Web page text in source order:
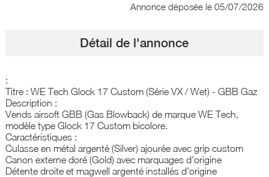
Annonce déposée le 05/07/2026
Détail de l'annonce
:
​Titre : WE Tech Glock 17 Custom (Série VX / Wet) - GBB Gaz
​Description :
Vends airsoft GBB (Gas Blowback) de marque WE Tech,
modèle type Glock 17 Custom bicolore.
​Caractéristiques :
​Culasse en métal argenté (Silver) ajourée avec grip custom
​Canon externe doré (Gold) avec marquages d'origine
​Détente droite et magwell argenté installés d'origine